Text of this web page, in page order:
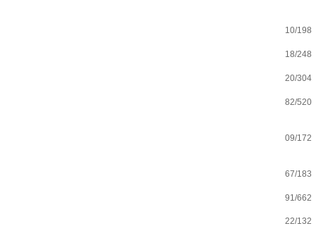
10/198
18/248
20/304
82/520
09/172
67/183
91/662
22/132